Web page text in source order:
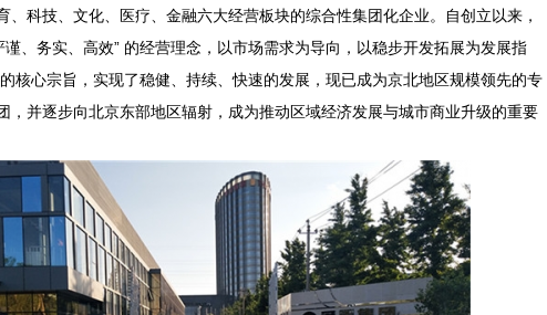
、科技、文化、医疗、金融六大经营板块的综合性集团化企业。自创立以来，
谨、务实、高效” 的经营理念，以市场需求为导向，以稳步开发拓展为发展指
核心宗旨，实现了稳健、持续、快速的发展，现已成为京北地区规模领先的专
，并逐步向北京东部地区辐射，成为推动区域经济发展与城市商业升级的重要